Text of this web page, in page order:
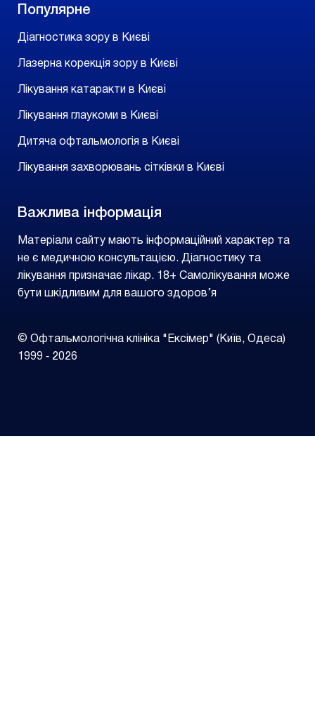
Популярне
Діагностика зору в Києві
Лазерна корекція зору в Києві
Лікування катаракти в Києві
Лікування глаукоми в Києві
Дитяча офтальмологія в Києві
Лікування захворювань сітківки в Києві
Важлива інформація
Матеріали сайту мають інформаційний характер та
не є медичною консультацією. Діагностику та
лікування призначає лікар. 18+ Самолікування може
бути шкідливим для вашого здоров’я
© Офтальмологічна клініка "Ексімер" (Київ, Одеса)
1999 ‑ 2026